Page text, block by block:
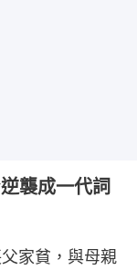
襲成一代詞
家貧，與母親